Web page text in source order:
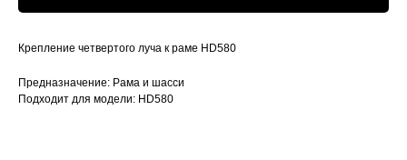
Крепление четвертого луча к раме HD580
Предназначение: Рама и шасси
Подходит для модели: HD580